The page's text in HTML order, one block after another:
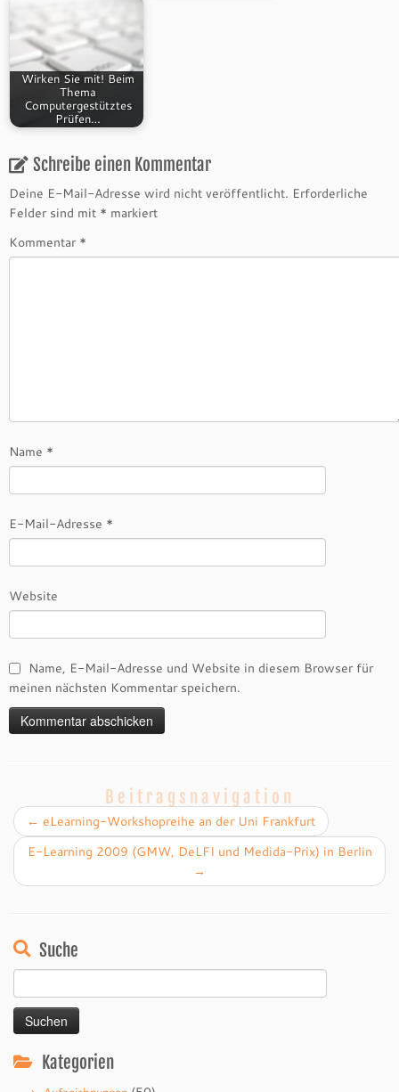
Wirken Sie mit! Beim
Thema
Computergestütztes
Prüfen…
Schreibe einen Kommentar
Deine E-Mail-Adresse wird nicht veröffentlicht. Erforderliche
Felder sind mit * markiert
Kommentar *
Name *
E-Mail-Adresse *
Website
Name, E-Mail-Adresse und Website in diesem Browser für
meinen nächsten Kommentar speichern.
Beitragsnavigation
← eLearning-Workshopreihe an der Uni Frankfurt
E-Learning 2009 (GMW, DeLFI und Medida-Prix) in Berlin
→
Suche
nach:
Kategorien